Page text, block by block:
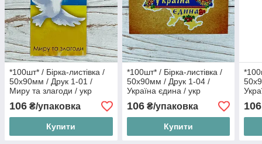
*100шт* / Бірка-листівка /
50х90мм / Друк 1-01 /
Миру та злагоди / укр
106 ₴/упаковка
Купити
*100шт* / Бірка-листівка /
50х90мм / Друк 1-04 /
Україна єдина / укр
106₴/упаковка
Купити
106